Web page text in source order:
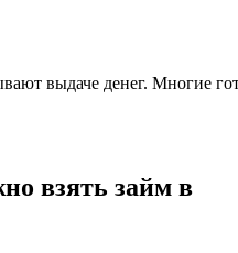
выдаче денег. Многие
взять займ в